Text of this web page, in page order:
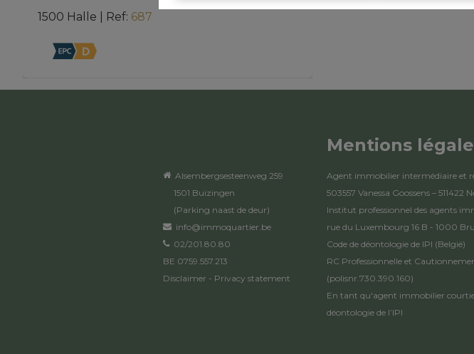
1500 Halle Ref: 687
Alsembergsesteenweg 259
1501 Buizingen
(Parking naast de deur)
info@immoquartier.be
02/201.80.80
BE 0759.557.213
Disclaimer - Privacy statement
Mentions
Agent immobilier intermédiaire et
503557 Vanessa Goossens – 511422
Institut professionnel des agents
rue du Luxembourg 16 B - 1000
Code de déontologie de IPI (België)
RC Professionnelle et
(polisnr.730.390.160)
En tant qu'agent immobilier
déontologie de l’IPI